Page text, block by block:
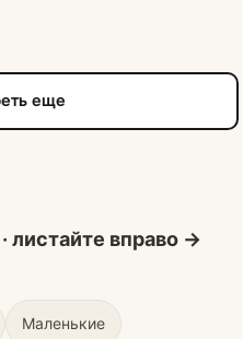
еще
Маленькие